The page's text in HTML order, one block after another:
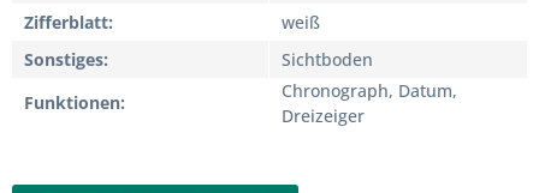
Zifferblatt
weiß
Sonstiges
Sichtboden
Funktionen
Chronograph, Datum,
Dreizeiger